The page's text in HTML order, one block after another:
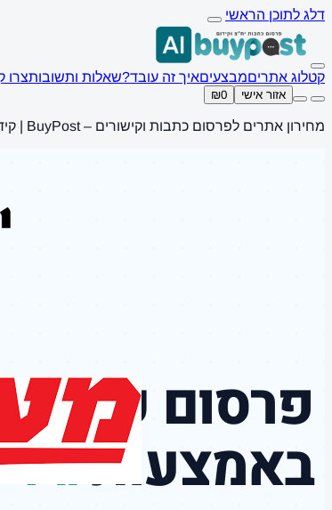
דלג לתוכן הראשי
קטלוג אתריםמבצעיםאיך זה עובד?שאלות ותשובותצרו
אזור אישי ₪0
מחירון אתרים לפרסום כתבות וקישורים – BuyPost | קידום אתרים SEO
פרסום כתבות
באמצעותAI